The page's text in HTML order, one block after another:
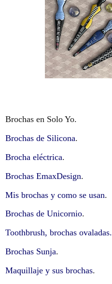
Brochas en Solo Yo.
Brochas de Silicona.
Brocha eléctrica.
Brochas EmaxDesign.
Mis brochas y como se usan.
Brochas de Unicornio.
Toothbrush, brochas ovaladas.
Brochas Sunja.
Maquillaje y sus brochas.